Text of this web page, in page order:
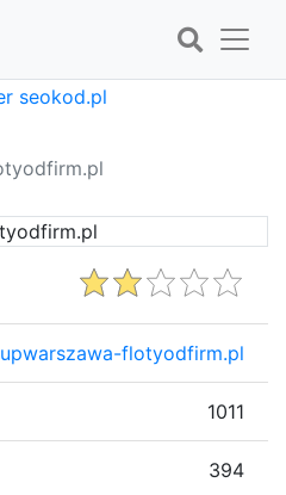
flotyodfirm.pl
1011
394